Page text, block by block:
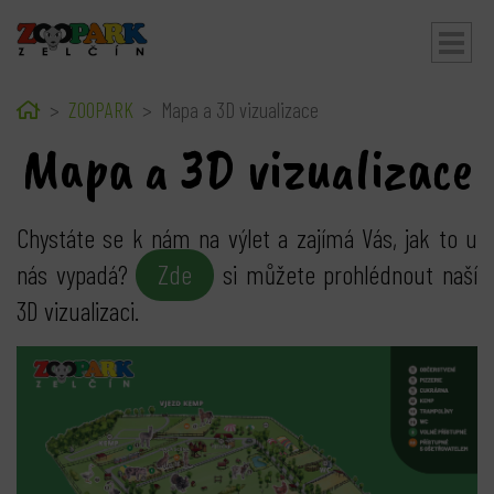
HomeZOOPARK Mapa a 3D vizualizace
Mapa a 3D vizualizace
Chystáte se k nám na výlet a zajímá Vás, jak to u
nás vypadá?
Zde
si můžete prohlédnout naší
3D vizualizaci.